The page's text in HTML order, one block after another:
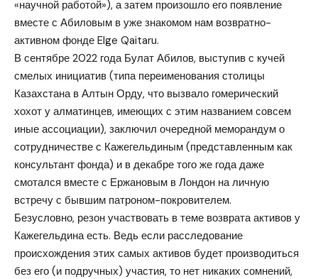
«научной работой»), а затем произошло его появление
вместе с Абиловым в уже знакомом нам возвратно-
активном фонде Elge Qaitaru.
В сентябре 2022 года Булат Абилов, выступив с кучей
смелых инициатив (типа переименования столицы
Казахстана в Алтын Орду, что вызвало гомерический
хохот у алматинцев, имеющих с этим названием совсем
иные ассоциации), заключил очередной меморандум о
сотрудничестве с Кажегельдиным (представленным как
консультант фонда) и в декабре того же года даже
смотался вместе с Ержановым в Лондон на личную
встречу с бывшим патроном-покровителем.
Безусловно, резон участвовать в теме возврата активов у
Кажегельдина есть. Ведь если расследование
происхождения этих самых активов будет производиться
без его (и подручных) участия, то нет никаких сомнений,